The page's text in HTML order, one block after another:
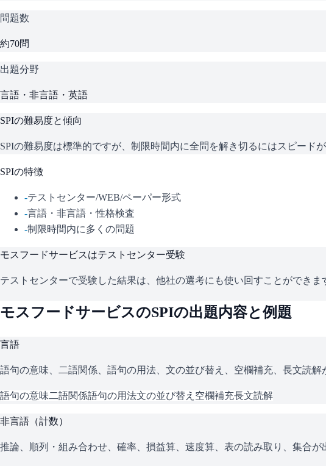
問題数
約70問
出題分野
言語・非言語・英語
SPIの難易度と傾向
SPIの難易度は標準的ですが、制限時間内に全問を解き切るにはスピード
SPIの特徴
-テストセンター/WEB/ペーパー形式
-言語・非言語・性格検査
-制限時間内に多くの問題
モスフードサービスはテストセンター受験
テストセンターで受験した結果は、他社の選考にも使い回すことができ
モスフードサービスのSPIの出題内容と例題
言語
語句の意味、二語関係、語句の用法、文の並び替え、空欄補充、長文読
語句の意味二語関係語句の用法文の並び替え 空欄補充長文読解
非言語（計数）
推論、順列・組み合わせ、確率、損益算、速度算、表の読み取り、集合